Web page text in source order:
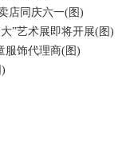
店同庆六一(图)
”艺术展即将开展(图)
服饰代理商(图)